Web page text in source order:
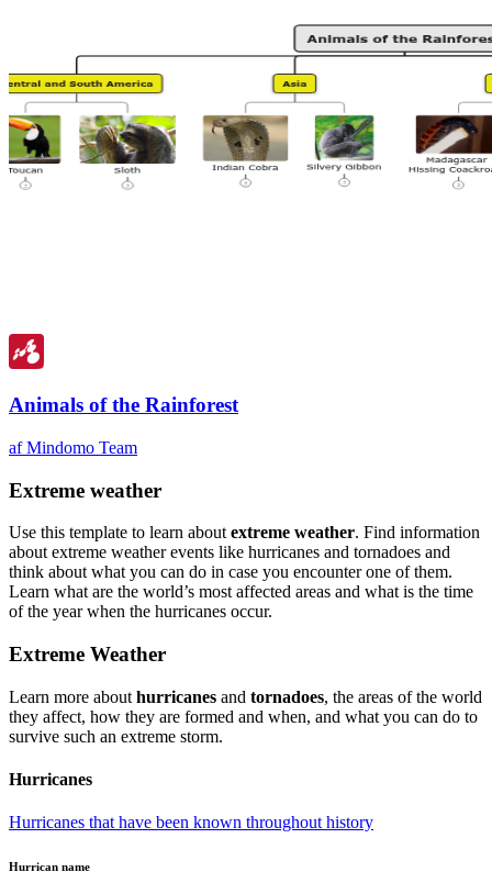
Animals of the Rainforest
af Mindomo Team
Extreme weather
Use this template to learn aboutextreme weather. Find information
about extreme weather events like hurricanes and tornadoes and
think about what you can do in case you encounter one of them.
Learn what are the world’s most affected areas and what is the time
of the year when the hurricanes occur.
Extreme Weather
Learn more about hurricanes and tornadoes, the areas of the world
they affect, how they are formed and when, and what you can do to
survive such an extreme storm.
Hurricanes
Hurricanes that have been known throughout history
Hurrican name